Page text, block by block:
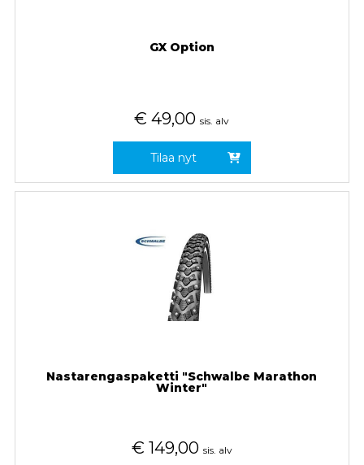
GX Option
€ 49,00 sis. alv
Tilaa nyt
Nastarengaspaketti "Schwalbe Marathon
Winter"
€ 149,00 sis. alv